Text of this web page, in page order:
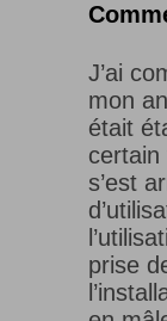
J’ai
mon
était
s’est
prise